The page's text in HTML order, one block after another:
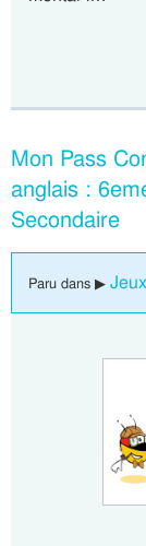
Mon Pass
anglais :
Secondaire
Paru dans ▶